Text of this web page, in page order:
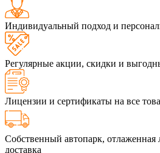
Индивидуальный подход и
Регулярные акции, скидки и
Лицензии и сертификаты на все
Собственный автопарк, отлаженная
доставка